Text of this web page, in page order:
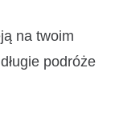
na twoim
podróże